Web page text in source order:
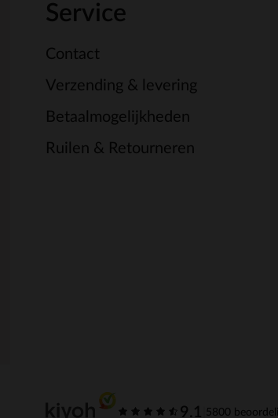
Service
Contact
Verzending & levering
Betaalmogelijkheden
Ruilen & Retourneren
9.1 5800